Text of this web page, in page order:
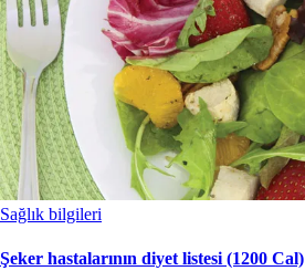
Sağlık bilgileri
Şeker hastalarının diyet listesi (1200 Cal)